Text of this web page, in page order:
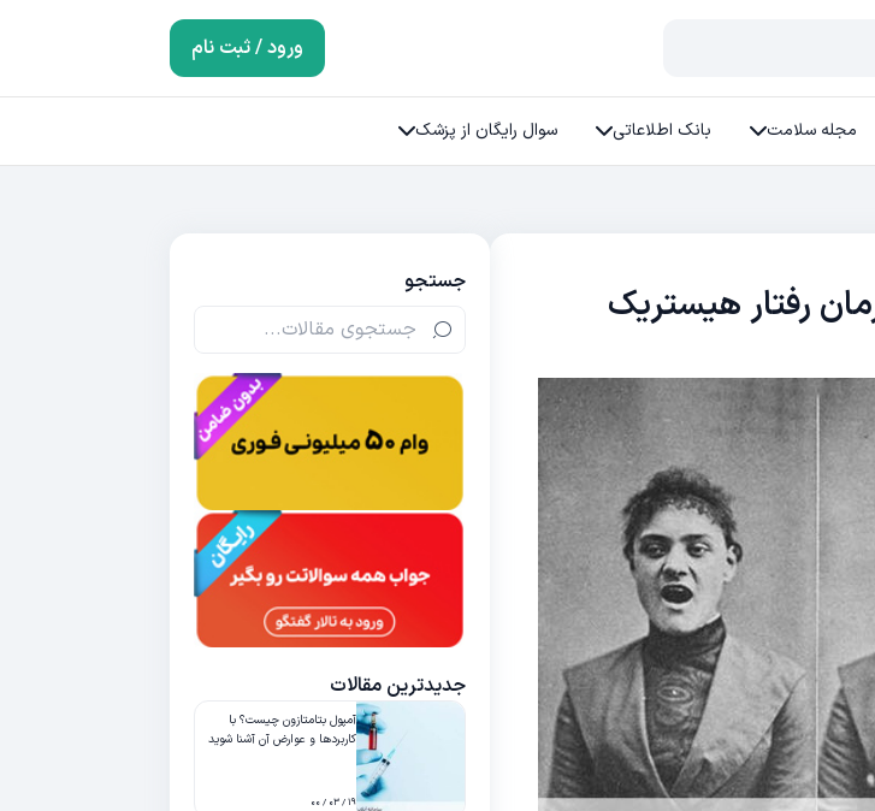
ورود / ثبت نام
مجله سلامت بانک اطلاعاتی سوال رایگان از پزشک
رفتار هیستریک جستجو
جدیدترین مقالات
آمپول بتامتازون چیست؟ با
کاربردها و عوارض آن آشنا شوید
۱۹ / ۰۳ / ۰۰